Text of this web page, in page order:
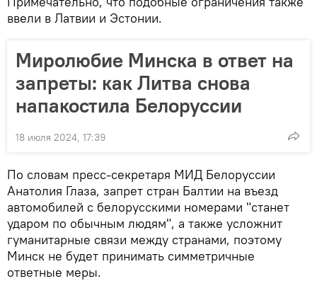
ввели в Латвии и Эстонии.
Миролюбие Минска в ответ на
запреты: как Литва снова
напакостила Белоруссии
18 июля 2024, 17:39
По словам пресс-секретаря МИД Белоруссии
Анатолия Глаза, запрет стран Балтии на въезд
автомобилей с белорусскими номерами "станет
ударом по обычным людям", а также усложнит
гуманитарные связи между странами, поэтому
Минск не будет принимать симметричные
ответные меры.